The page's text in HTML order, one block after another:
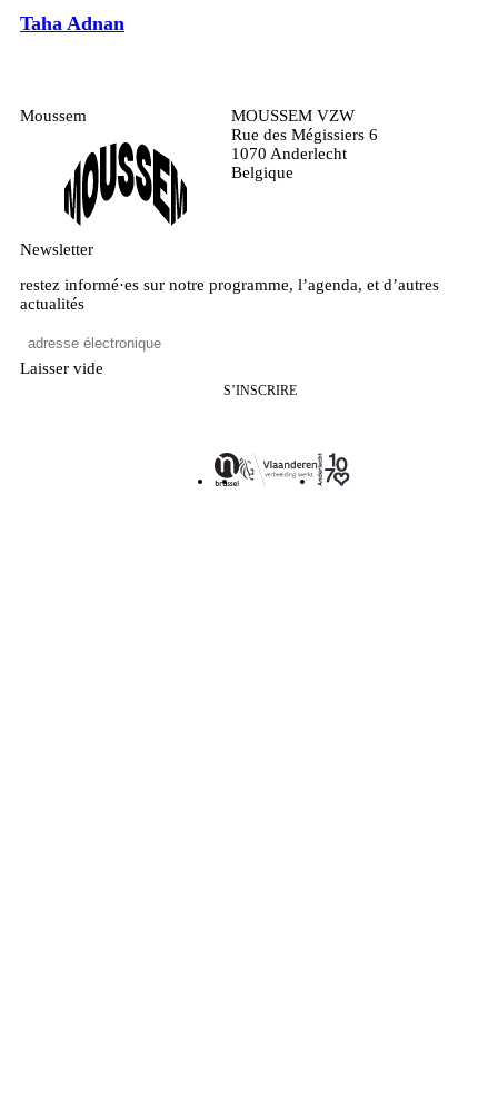
Taha Adnan
Moussem
MOUSSEM VZW
Rue des Mégissiers 6
1070 Anderlecht
Belgique
Newsletter
restez informé·es sur notre programme, l’agenda, et d’autres
actualités
Laisser vide
S’INSCRIRE